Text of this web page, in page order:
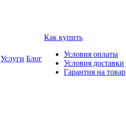
Услуги Блог
Как купить
Условия оплаты
Условия доставки
Гарантия на товар